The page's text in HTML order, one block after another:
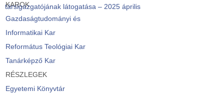
KAROK
Gazdaságtudományi és
Informatikai Kar
Református Teológiai Kar
Tanárképző Kar
RÉSZLEGEK
Egyetemi Könyvtár
társigazgatójának látogatása – 2025 április